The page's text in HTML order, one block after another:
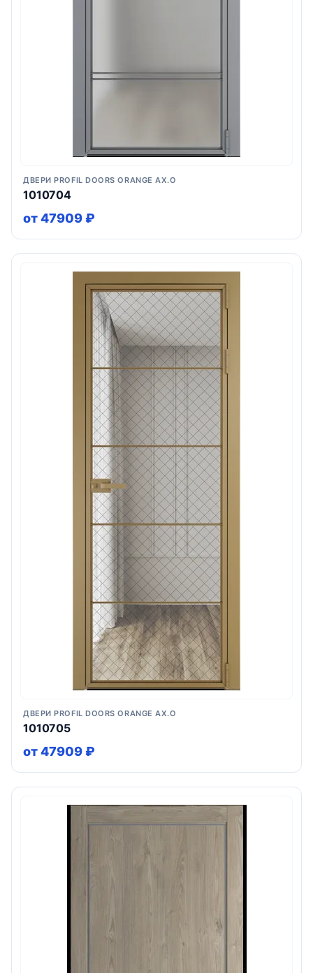
ДВЕРИ PROFIL DOORS ORANGE AX.O
1010704
от 47909 ₽
ДВЕРИ PROFIL DOORS ORANGE AX.O
1010705
от 47909 ₽